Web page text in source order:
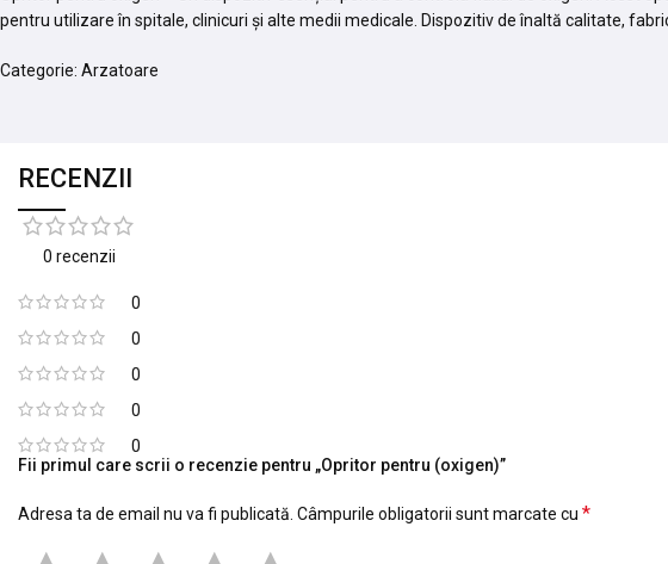
pentru utilizare în spitale, clinicuri și alte medii medicale. Dispozitiv de înaltă calitate,
Categorie: Arzatoare
RECENZII
0 recenzii
0
0
0
0
0
Fii primul care scrii o recenzie pentru „Opritor pentru (oxigen)”
Adresa ta de email nu va fi publicată. Câmpurile obligatorii sunt marcate cu *